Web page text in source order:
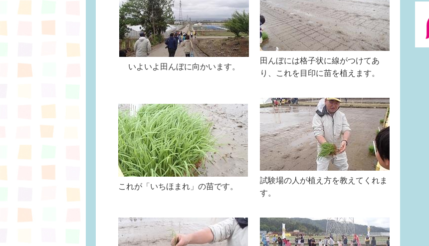
いよいよ田んぼに向かいます。
田んぼには格子状に線がつけてあ
り、これを目印に苗を植えます。
これが「いちほまれ」の苗です。
試験場の人が植え方を教えてくれま
す。